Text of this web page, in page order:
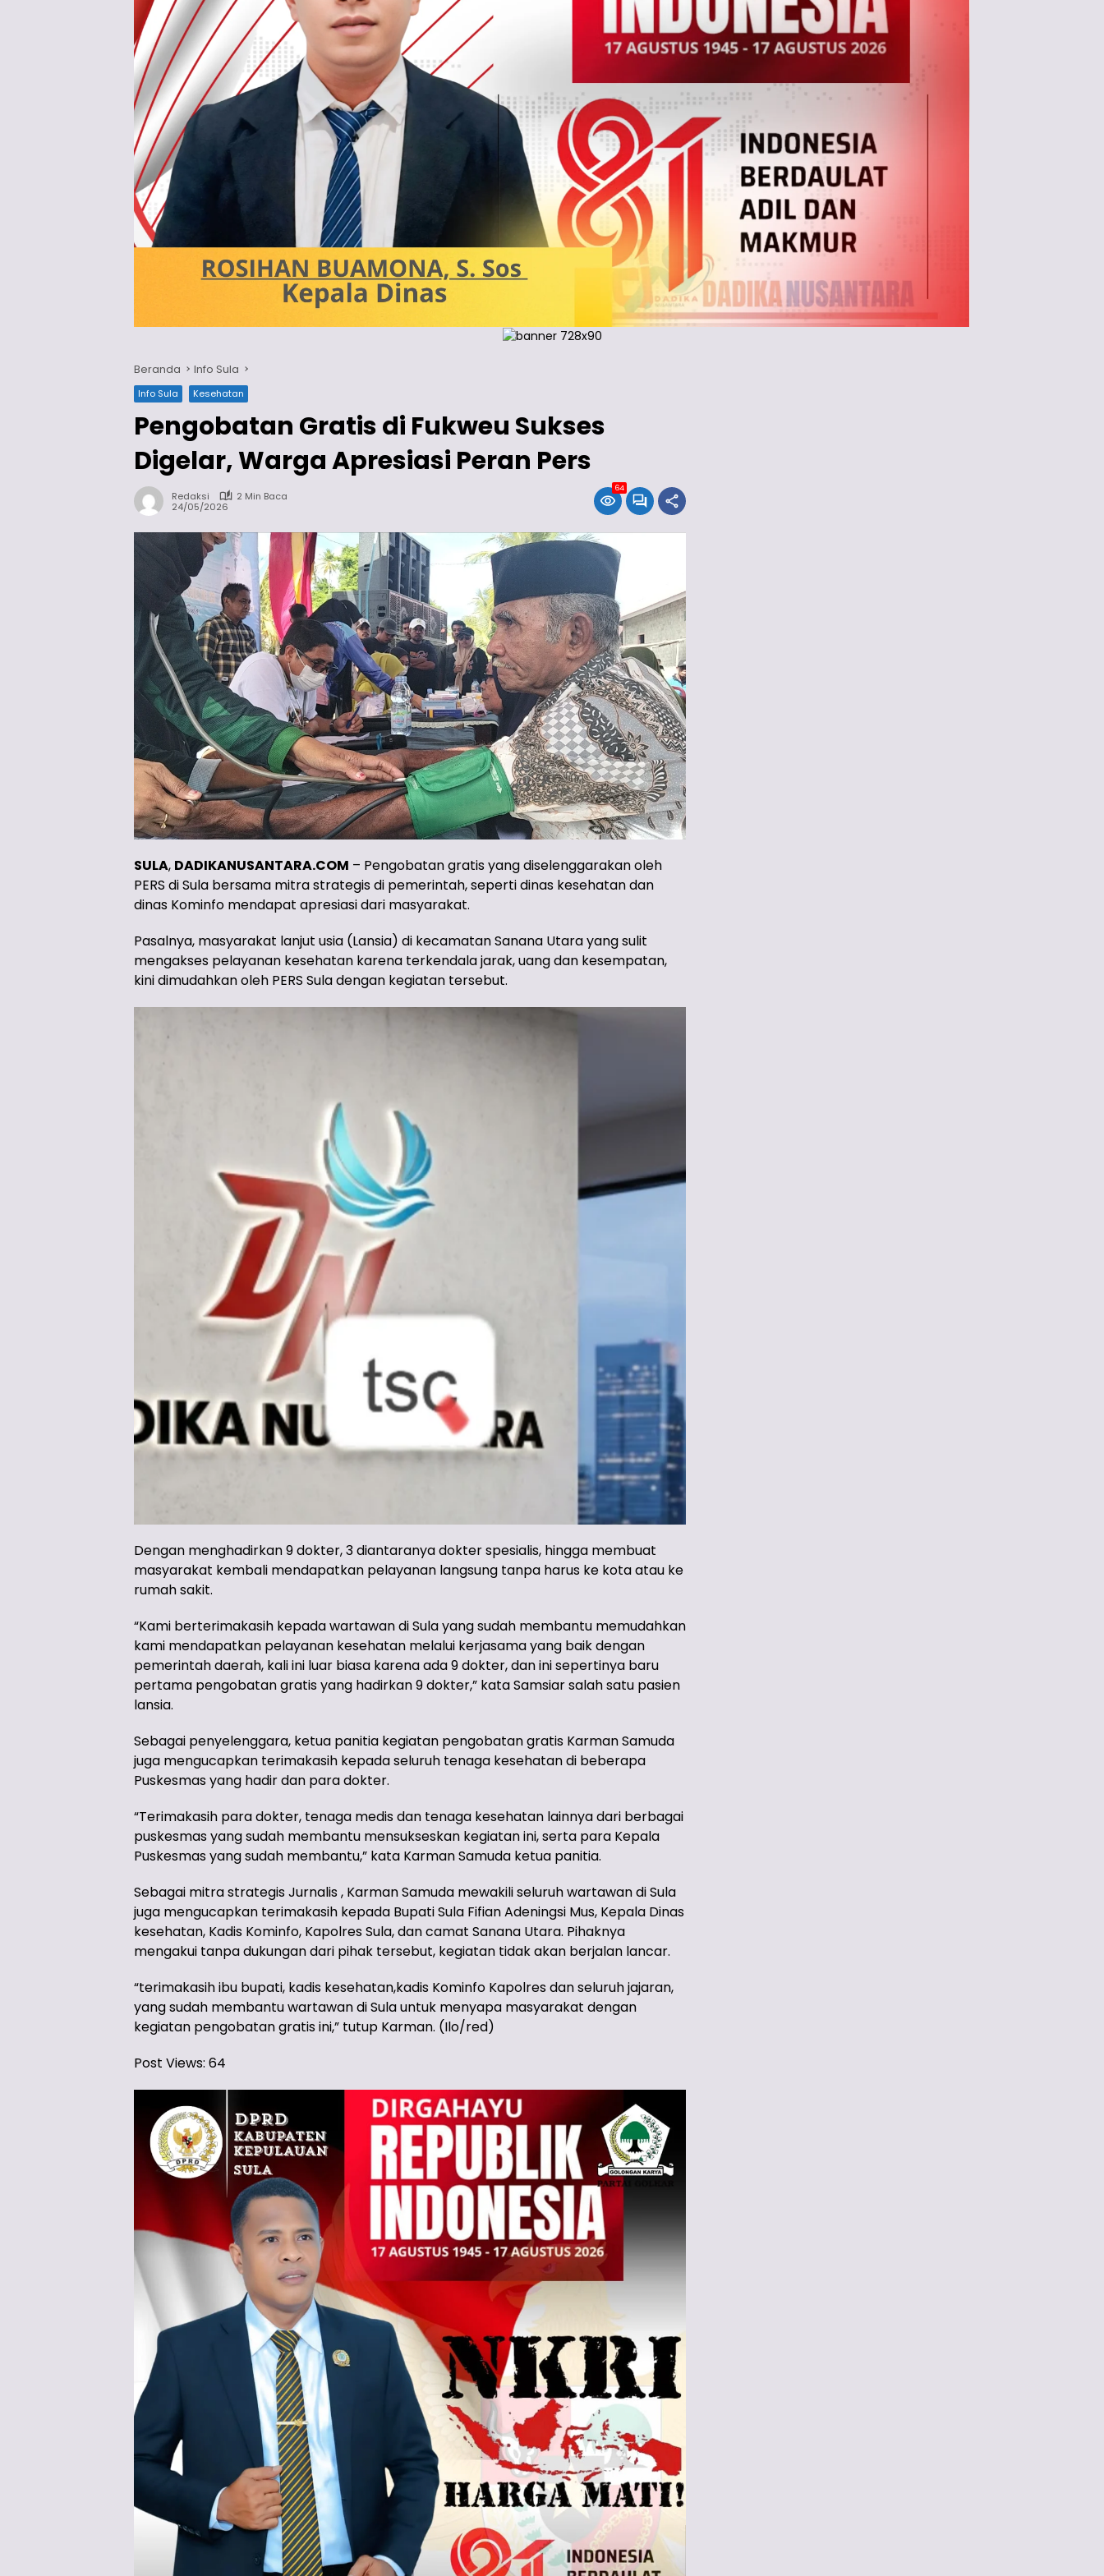
Beranda Info Sula
Info Sula Kesehatan
Pengobatan Gratis di Fukweu Sukses
Digelar, Warga Apresiasi Peran Pers
Redaksi
2 Min Baca
24/05/2026
64
SULA, DADIKANUSANTARA.COM – Pengobatan gratis yang diselenggarakan oleh
PERS di Sula bersama mitra strategis di pemerintah, seperti dinas kesehatan dan
dinas Kominfo mendapat apresiasi dari masyarakat.
Pasalnya, masyarakat lanjut usia (Lansia) di kecamatan Sanana Utara yang sulit
mengakses pelayanan kesehatan karena terkendala jarak, uang dan kesempatan,
kini dimudahkan oleh PERS Sula dengan kegiatan tersebut.
Dengan menghadirkan 9 dokter, 3 diantaranya dokter spesialis, hingga membuat
masyarakat kembali mendapatkan pelayanan langsung tanpa harus ke kota atau ke
rumah sakit.
“Kami berterimakasih kepada wartawan di Sula yang sudah membantu memudahkan
kami mendapatkan pelayanan kesehatan melalui kerjasama yang baik dengan
pemerintah daerah, kali ini luar biasa karena ada 9 dokter, dan ini sepertinya baru
pertama pengobatan gratis yang hadirkan 9 dokter,” kata Samsiar salah satu pasien
lansia.
Sebagai penyelenggara, ketua panitia kegiatan pengobatan gratis Karman Samuda
juga mengucapkan terimakasih kepada seluruh tenaga kesehatan di beberapa
Puskesmas yang hadir dan para dokter.
“Terimakasih para dokter, tenaga medis dan tenaga kesehatan lainnya dari berbagai
puskesmas yang sudah membantu mensukseskan kegiatan ini, serta para Kepala
Puskesmas yang sudah membantu,” kata Karman Samuda ketua panitia.
Sebagai mitra strategis Jurnalis , Karman Samuda mewakili seluruh wartawan di Sula
juga mengucapkan terimakasih kepada Bupati Sula Fifian Adeningsi Mus, Kepala Dinas
kesehatan, Kadis Kominfo, Kapolres Sula, dan camat Sanana Utara. Pihaknya
mengakui tanpa dukungan dari pihak tersebut, kegiatan tidak akan berjalan lancar.
“terimakasih ibu bupati, kadis kesehatan,kadis Kominfo Kapolres dan seluruh jajaran,
yang sudah membantu wartawan di Sula untuk menyapa masyarakat dengan
kegiatan pengobatan gratis ini,” tutup Karman. (Ilo/red)
Post Views: 64